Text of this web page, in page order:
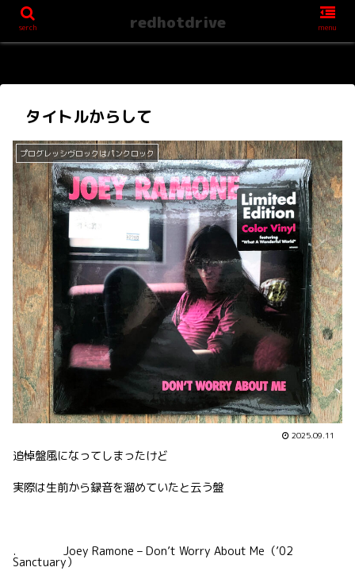
タイトルからして
プログレッシヴロックはパンクロック
2025.09.11
追悼盤風になってしまったけど
実際は生前から録音を溜めていたと云う盤
. Joey Ramone – Don’t Worry About Me（’02
Sanctuary）
serch redhotdrive menu